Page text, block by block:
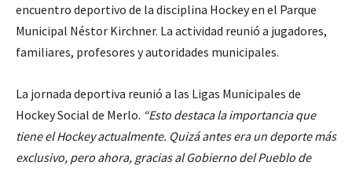
encuentro deportivo de la disciplina Hockey en el Parque
Municipal Néstor Kirchner. La actividad reunió a jugadores,
familiares, profesores y autoridades municipales.
La jornada deportiva reunió a las Ligas Municipales de
Hockey Social de Merlo. “Esto destaca la importancia que
tiene el Hockey actualmente. Quizá antes era un deporte más
exclusivo, pero ahora, gracias al Gobierno del Pueblo de